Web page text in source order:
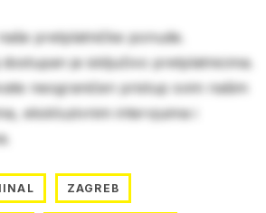
pretplatničke ponude.
dostupan je isključivo pretplatnicima.
neograničen pristup svim našim
ekskluzivnim intervjuima i
ZAGREB